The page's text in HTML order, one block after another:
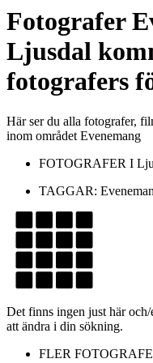
Fotografer
Ljusdal
fotografers
Här ser du alla fotografer,
inom området Evenemang
FOTOGRAFER I
TAGGAR:
Det finns ingen just här
att ändra i din sökning.
FLER